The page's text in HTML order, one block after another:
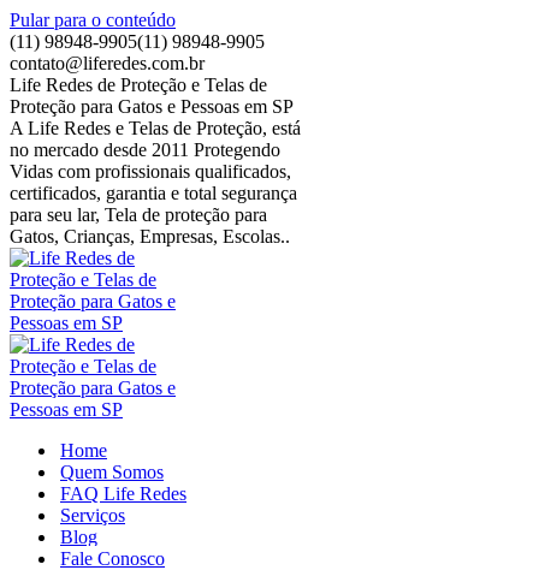
Pular para o conteúdo
(11) 98948-9905(11) 98948-9905
contato@liferedes.com.br
Life Redes de Proteção e Telas de
Proteção para Gatos e Pessoas em SP
A Life Redes e Telas de Proteção, está
no mercado desde 2011 Protegendo
Vidas com profissionais qualificados,
certificados, garantia e total segurança
para seu lar, Tela de proteção para
Gatos, Crianças, Empresas, Escolas..
Home
Quem Somos
FAQ Life Redes
Serviços
Blog
Fale Conosco